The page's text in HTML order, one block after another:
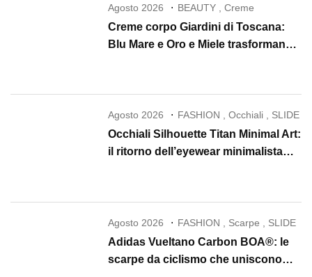
Agosto 2026 BEAUTY ,Creme
Creme corpo Giardini di Toscana:
Blu Mare e Oro e Miele trasformano
Agosto 2026 FASHION ,Occhiali , SLIDE
Occhiali Silhouette Titan Minimal Art:
il ritorno dell’eyewear minimalista
Agosto 2026 FASHION Scarpe SLIDE
Adidas Vueltano Carbon BOA®: le
scarpe da ciclismo che uniscono